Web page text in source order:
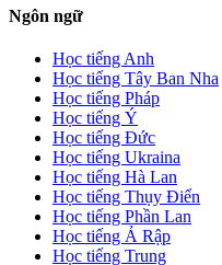
Ngôn ngữ
Học tiếng Anh
Học tiếng Tây Ban Nha
Học tiếng Pháp
Học tiếng Ý
Học tiếng Đức
Học tiếng Ukraina
Học tiếng Hà Lan
Học tiếng Thụy Điển
Học tiếng Phần Lan
Học tiếng Ả Rập
Học tiếng Trung